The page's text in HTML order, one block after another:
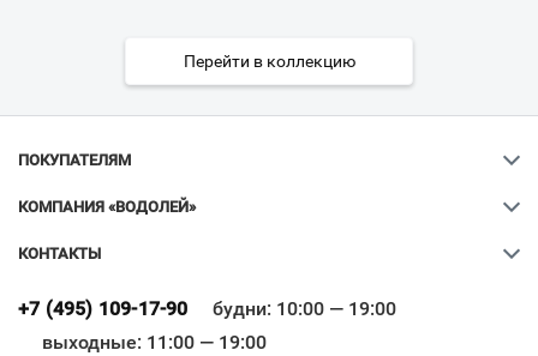
Перейти в коллекцию
ПОКУПАТЕЛЯМ
КОМПАНИЯ «ВОДОЛЕЙ»
КОНТАКТЫ
+7 (495) 109-17-90
будни: 10:00 — 19:00
выходные: 11:00 — 19:00
Всё верно